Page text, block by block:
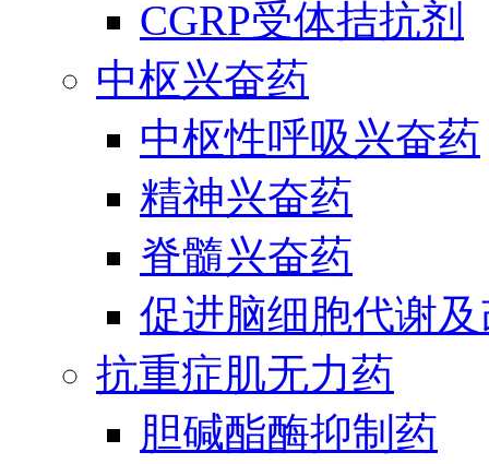
CGRP受体拮抗剂
中枢兴奋药
中枢性呼吸兴奋药
精神兴奋药
脊髓兴奋药
促进脑细胞代谢
抗重症肌无力药
胆碱酯酶抑制药